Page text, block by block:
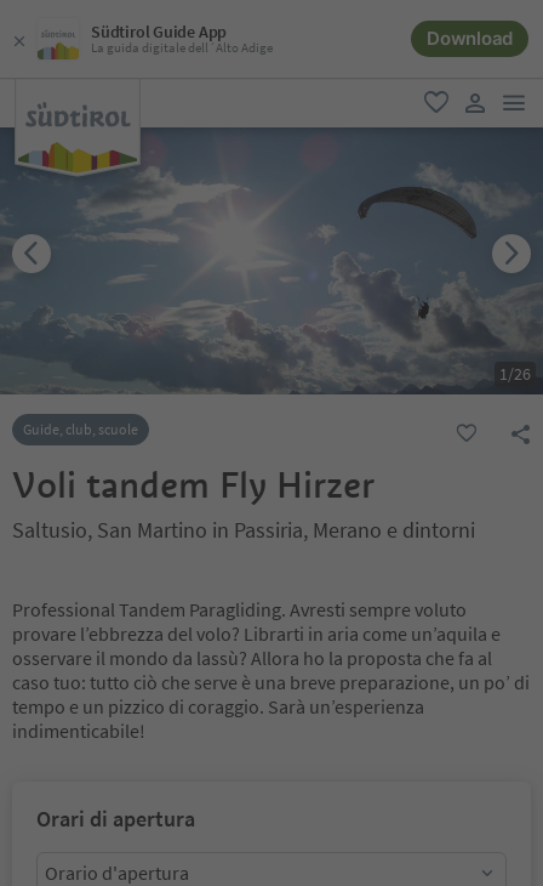
Südtirol Guide App
La guida digitale dell´Alto Adige Download
favoriti
user link
1/26
Guide, club, scuole
Voli tandem Fly Hirzer
Saltusio, San Martino in Passiria, Merano e dintorni
Professional Tandem Paragliding. Avresti sempre voluto
provare l’ebbrezza del volo? Librarti in aria come un’aquila e
osservare il mondo da lassù? Allora ho la proposta che fa al
caso tuo: tutto ciò che serve è una breve preparazione, un po’ di
tempo e un pizzico di coraggio. Sarà un’esperienza
indimenticabile!
Orari di apertura
Orario d'apertura